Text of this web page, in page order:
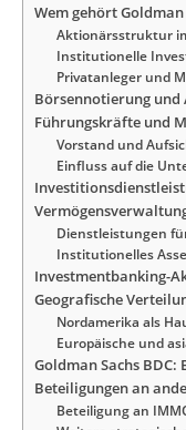
Wem gehört Goldman
Aktionärsstruktur
Institutionelle
Privatanleger und
Börsennotierung und
Führungskräfte und
Vorstand und
Einfluss auf die
Dienstleistungen
Institutionelles
Investmentbanking-
Geografische
Nordamerika als
Europäische und
Goldman Sachs BDC:
Beteiligungen an
Beteiligung an